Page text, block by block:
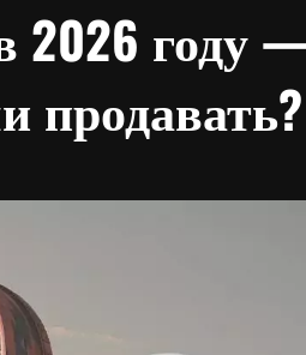
2026 году
продавать?